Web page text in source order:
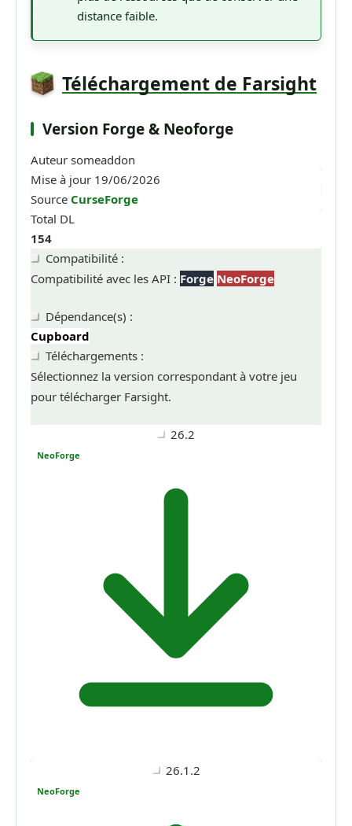
distance faible.
Téléchargement de Farsight
Version Forge & Neoforge
Auteur someaddon
Mise à jour 19/06/2026
Source CurseForge
Total DL
154
Compatibilité :
Compatibilité avec les API : Forge NeoForge
Dépendance(s) :
Cupboard
Téléchargements :
Sélectionnez la version correspondant à votre jeu
pour télécharger Farsight.
26.2
NeoForge
26.1.2
NeoForge